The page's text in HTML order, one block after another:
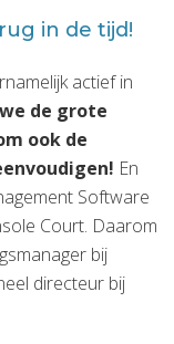
in de tijd!
actief in
de grote
ook de
En
Software
Court. Daarom
bij
directeur bij